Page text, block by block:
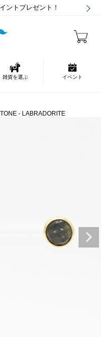
ントプレゼント！
雑貨を選ぶ イベント
- LABRADORITE